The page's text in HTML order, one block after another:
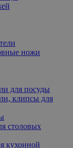
ножи
для посуды
клипсы для
столовых
кухонной